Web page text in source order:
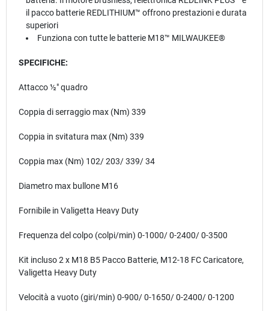
il pacco batterie REDLITHIUM™ offrono prestazioni e durata
superiori
Funziona con tutte le batterie M18™ MILWAUKEE®
SPECIFICHE:
Attacco ½″ quadro
Coppia di serraggio max (Nm) 339
Coppia in svitatura max (Nm) 339
Coppia max (Nm) 102/ 203/ 339/ 34
Diametro max bullone M16
Fornibile in Valigetta Heavy Duty
Frequenza del colpo (colpi/min) 0-1000/ 0-2400/ 0-3500
Kit incluso 2 x M18 B5 Pacco Batterie, M12-18 FC Caricatore,
Valigetta Heavy Duty
Velocità a vuoto (giri/min) 0-900/ 0-1650/ 0-2400/ 0-1200